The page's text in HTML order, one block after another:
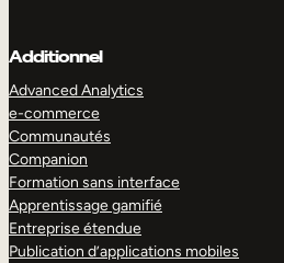
Additionnel
Advanced Analytics
e-commerce
Communautés
Companion
Formation sans interface
Apprentissage gamifié
Entreprise étendue
Publication d’applications mobiles